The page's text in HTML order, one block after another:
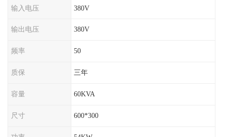
输入电压 380V
输出电压 380V
频率 50
质保 三年
容量 60KVA
尺寸 600*300